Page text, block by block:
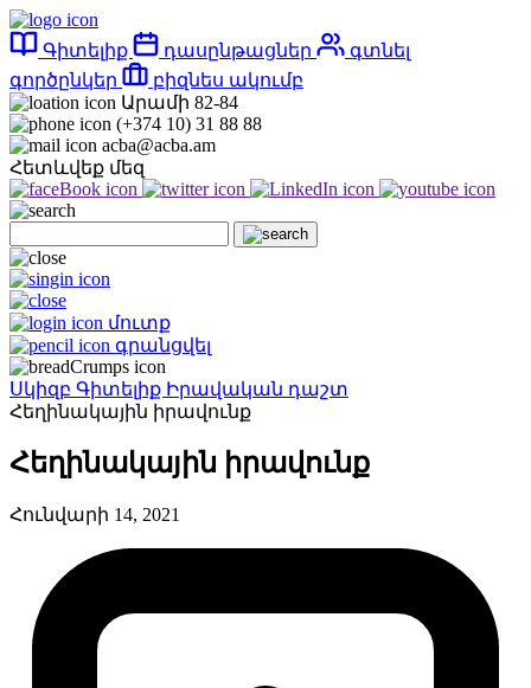
Գիտելիք դասընթացներ
գտնել
գործընկեր
բիզնես ակումբ
Արամի 82-84
(+374 10) 31 88 88
acba@acba.am
Հետևվեք մեզ
մուտք
գրանցվել
Սկիզբ Գիտելիք Իրավական դաշտ
Հեղինակային իրավունք
Հեղինակային իրավունք
Հունվարի 14, 2021